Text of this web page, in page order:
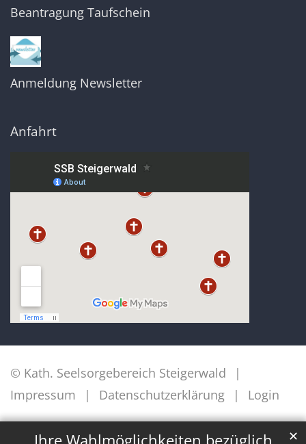
✕
Beantragung Taufschein
Anmeldung Newsletter
Anfahrt
© Kath. Seelsorgebereich Steigerwald
Impressum
Datenschutzerklärung Login